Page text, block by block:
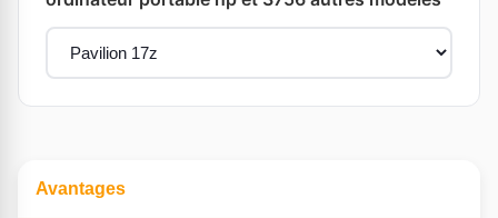
Avantages